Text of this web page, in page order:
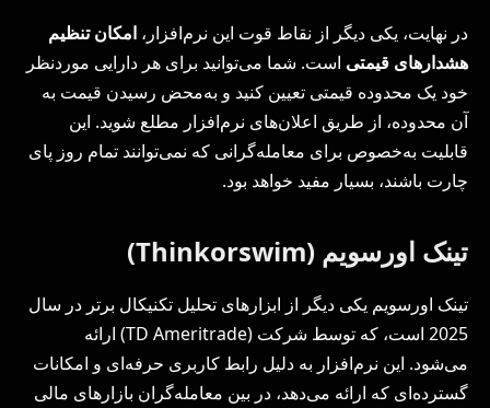
در نهایت، یکی دیگر از نقاط قوت این نرم‌افزار، امکان تنظیم
هشدارهای قیمتی است. شما می‌توانید برای هر دارایی موردنظر
خود یک محدوده قیمتی تعیین کنید و به‌محض رسیدن قیمت به
آن محدوده، از طریق اعلان‌های نرم‌افزار مطلع شوید. این
قابلیت به‌خصوص برای معامله‌گرانی که نمی‌توانند تمام روز پای
چارت باشند، بسیار مفید خواهد بود.
تینک‌ اور‌سویم (Thinkorswim)
تینک اورسویم یکی دیگر از ابزارهای تحلیل تکنیکال برتر در سال
2025 است، که توسط شرکت (TD Ameritrade) ارائه
می‌شود. این نرم‌افزار به دلیل رابط کاربری حرفه‌ای و امکانات
گسترده‌ای که ارائه می‌دهد، در بین معامله‌گران بازارهای مالی